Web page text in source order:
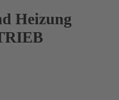
Heizung